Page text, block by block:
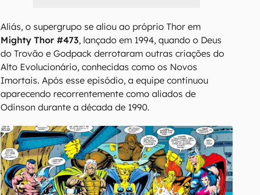
Aliás, o supergrupo se aliou ao próprio Thor em
Mighty Thor #473, lançado em 1994, quando o Deus
do Trovão e Godpack derrotaram outras criações do
Alto Evolucionário, conhecidas como os Novos
Imortais. Após esse episódio, a equipe continuou
aparecendo recorrentemente como aliados de
Odinson durante a década de 1990.